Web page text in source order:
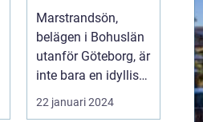
oas vid havet
Marstrandsön,
belägen i Bohuslän
utanför Göteborg, är
inte bara en idyllisk
plats rik på historia
oc...
22 januari 2024